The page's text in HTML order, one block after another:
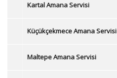
Kartal Amana Servisi
Küçükçekmece Amana Servisi
Maltepe Amana Servisi